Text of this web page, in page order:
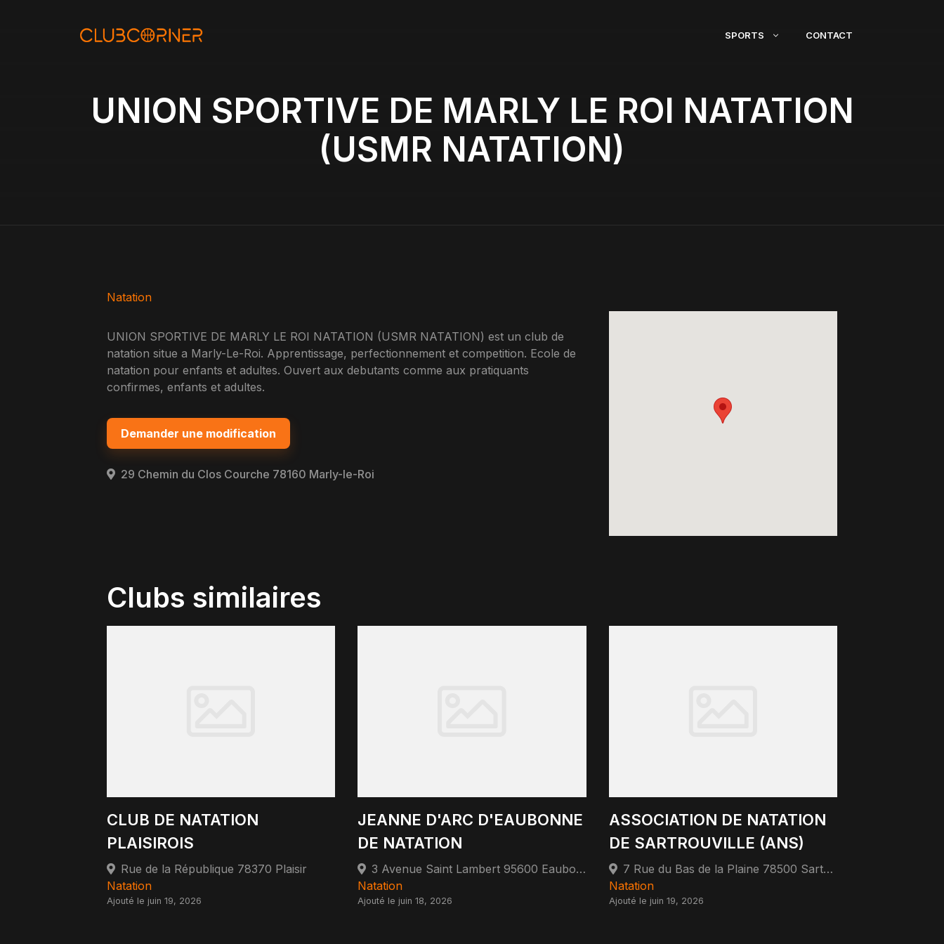
SPORTS CONTACT
UNION SPORTIVE DE MARLY LE ROI NATATION
(USMR NATATION)
Natation
UNION SPORTIVE DE MARLY LE ROI NATATION (USMR NATATION) est un club de
natation situe a Marly-Le-Roi. Apprentissage, perfectionnement et competition. Ecole de
natation pour enfants et adultes. Ouvert aux debutants comme aux pratiquants
confirmes, enfants et adultes.
Demander une modification
29 Chemin du Clos Courche 78160 Marly-le-Roi
Clubs similaires
CLUB DE NATATION
PLAISIROIS
Rue de la République 78370 Plaisir
Natation
Ajouté le juin 19, 2026
JEANNE D'ARC D'EAUBONNE
DE NATATION
3 Avenue Saint Lambert 95600 Eaubonne
Natation
Ajouté le juin 18, 2026
ASSOCIATION DE NATATION
DE SARTROUVILLE (ANS)
7 Rue du Bas de la Plaine 78500 Sartrouville
Natation
Ajouté le juin 19, 2026